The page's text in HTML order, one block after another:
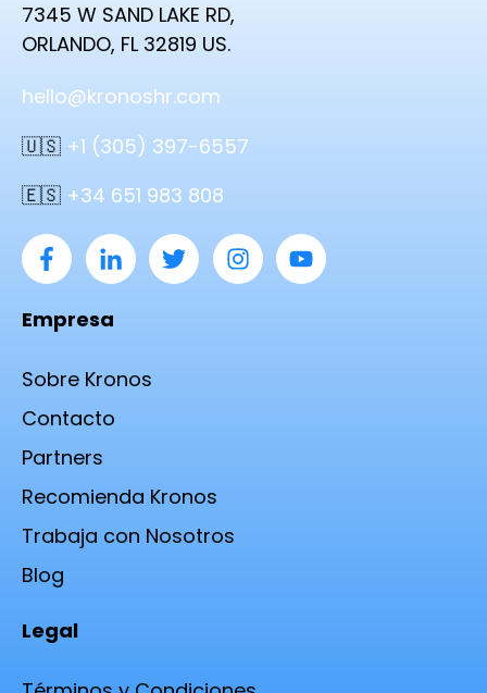
7345 W SAND LAKE RD,
ORLANDO, FL 32819 US.
hello@kronoshr.com
🇺🇸 +1 (305) 397-6557
🇪🇸 +34 651 983 808
Empresa
Sobre Kronos
Contacto
Partners
Recomienda Kronos
Trabaja con Nosotros
Blog
Legal